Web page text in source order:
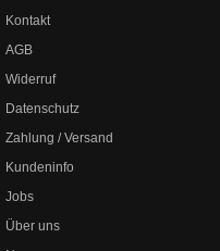
Kontakt
AGB
Widerruf
Datenschutz
Zahlung / Versand
Kundeninfo
Jobs
Über uns